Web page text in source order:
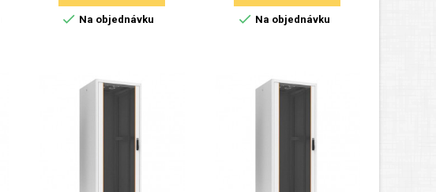
 Na objednávku  Na objednávku